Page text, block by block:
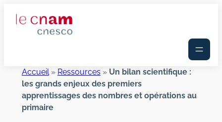
Accueil» Ressources» Un bilan scientifique :
les grands enjeux des premiers
apprentissages des nombres et opérations au
primaire